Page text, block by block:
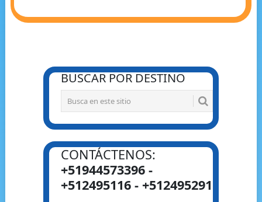
BUSCAR POR DESTINO
CONTÁCTENOS:
+51944573396 -
+512495116 - +512495291